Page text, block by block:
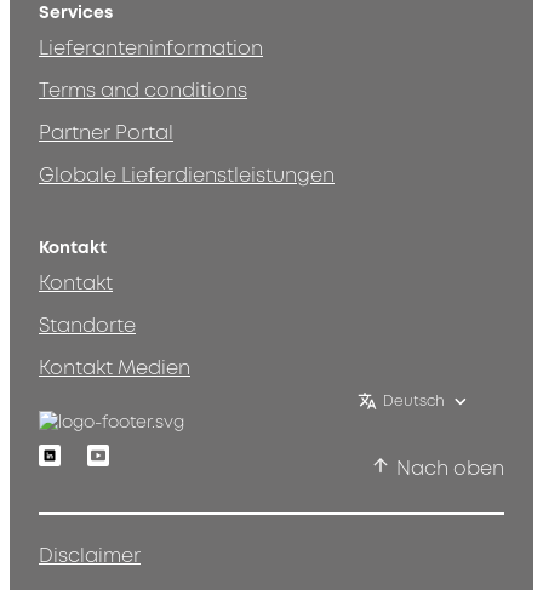
Services
Lieferanteninformation
Terms and conditions
Partner Portal
Globale Lieferdienstleistungen
Kontakt
Kontakt
Standorte
Kontakt Medien
Deutsch
LinkedinYoutube
Nach oben
Disclaimer